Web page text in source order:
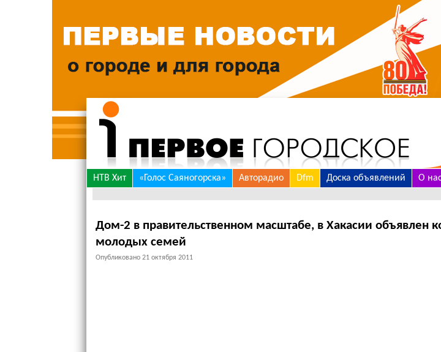
Skip
НТВ Хит «Голос Саяногорска» Авторадио Dfm Доска объявлений
О
***
Дом-2 в правительственном масштабе, в Хакасии объявлен
молодых семей
Опубликовано21 октября 2011